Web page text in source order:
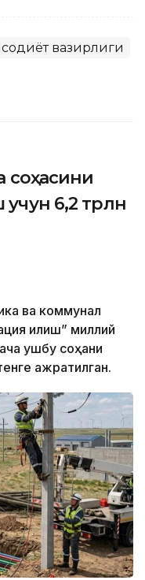
вазирлиги
соҳасини
6,2 трлн
ва коммунал
қилиш” миллий
ушбу соҳани
ажратилган.